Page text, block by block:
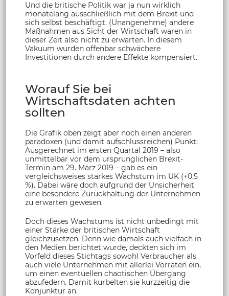
Und die britische Politik war ja nun wirklich
monatelang ausschließlich mit dem Brexit und
sich selbst beschäftigt. (Unangenehme) andere
Maßnahmen aus Sicht der Wirtschaft waren in
dieser Zeit also nicht zu erwarten. In diesem
Vakuum wurden offenbar schwächere
Investitionen durch andere Effekte kompensiert.
Worauf Sie bei
Wirtschaftsdaten achten
sollten
Die Grafik oben zeigt aber noch einen anderen
paradoxen (und damit aufschlussreichen) Punkt:
Ausgerechnet im ersten Quartal 2019 – also
unmittelbar vor dem ursprünglichen Brexit-
Termin am 29. März 2019 – gab es ein
vergleichsweises starkes Wachstum im UK (+0,5
%). Dabei wäre doch aufgrund der Unsicherheit
eine besondere Zurückhaltung der Unternehmen
zu erwarten gewesen.
Doch dieses Wachstums ist nicht unbedingt mit
einer Stärke der britischen Wirtschaft
gleichzusetzen. Denn wie damals auch vielfach in
den Medien berichtet wurde, deckten sich im
Vorfeld dieses Stichtags sowohl Verbraucher als
auch viele Unternehmen mit allerlei Vorräten ein,
um einen eventuellen chaotischen Übergang
abzufedern. Damit kurbelten sie kurzzeitig die
Konjunktur an.